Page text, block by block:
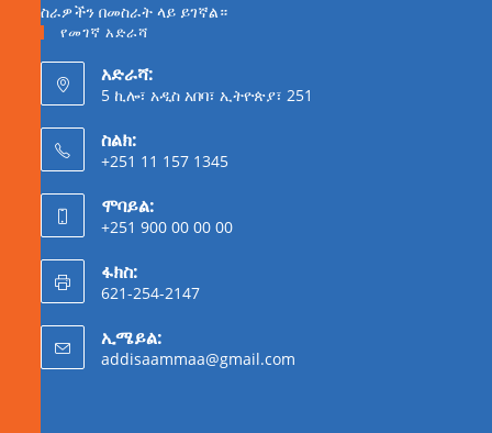
ስራዎችን በመስራት ላይ ይገኛል።
የመገኛ አድራሻ
አድራሻ:
5 ኪሎ፣ አዲስ አበባ፣ ኢትዮጵያ፣ 251
ስልክ:
+251 11 157 1345
ሞባይል:
+251 900 00 00 00
ፋክስ:
621-254-2147
ኢሜይል:
addisaammaa@gmail.com